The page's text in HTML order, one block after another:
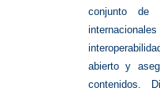
conjunto de
abierto y
contenidos.